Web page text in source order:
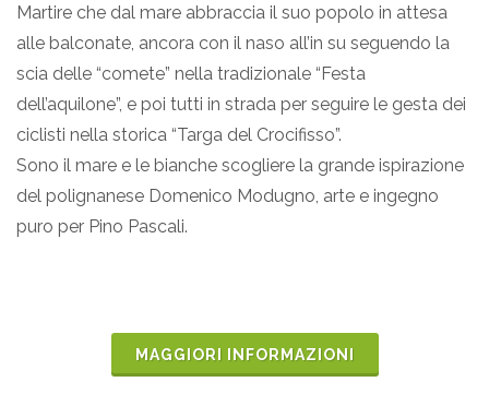
Martire che dal mare abbraccia il suo popolo in attesa
alle balconate, ancora con il naso all’in su seguendo la
scia delle “comete” nella tradizionale “Festa
dell’aquilone”, e poi tutti in strada per seguire le gesta dei
ciclisti nella storica “Targa del Crocifisso”.
Sono il mare e le bianche scogliere la grande ispirazione
del polignanese Domenico Modugno, arte e ingegno
puro per Pino Pascali.
MAGGIORI INFORMAZIONI